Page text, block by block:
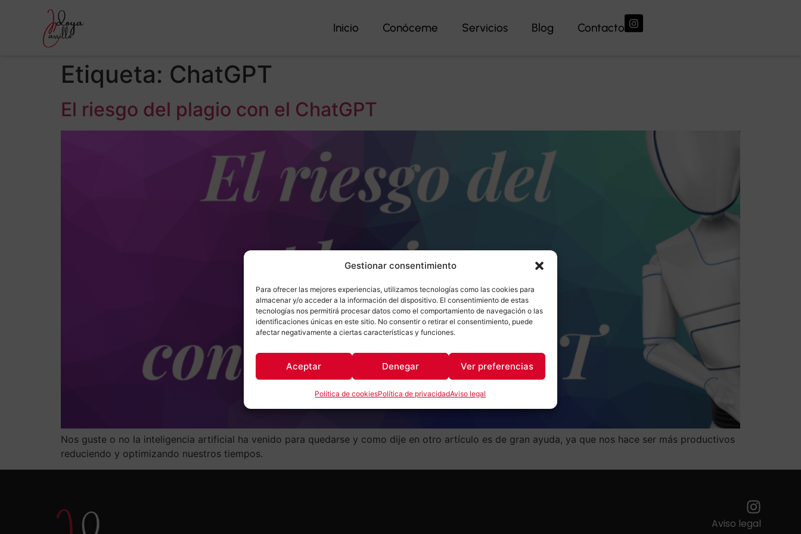
Gestionar consentimiento
Para ofrecer las mejores experiencias, utilizamos tecnologías como las cookies para
almacenar y/o acceder a la información del dispositivo. El consentimiento de estas
tecnologías nos permitirá procesar datos como el comportamiento de navegación o las
identificaciones únicas en este sitio. No consentir o retirar el consentimiento, puede
afectar negativamente a ciertas características y funciones.
Aceptar Denegar Ver preferencias
Política de cookiesPolítica de privacidadAviso legal
Inicio Conóceme Servicios Blog Contacto
Etiqueta: ChatGPT
El riesgo del plagio con el ChatGPT
Nos guste o no la inteligencia artificial ha venido para quedarse y como dije en otro artículo es de gran ayuda, ya que nos hace ser más productivos
reduciendo y optimizando nuestros tiempos.
Aviso legal